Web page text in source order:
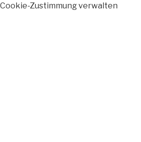
Cookie-Zustimmung verwalten